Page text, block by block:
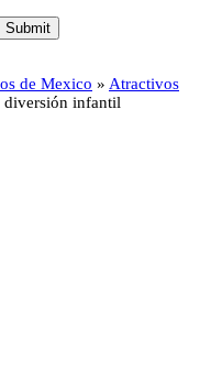
Submit
de Mexico » Atractivos
diversión infantil